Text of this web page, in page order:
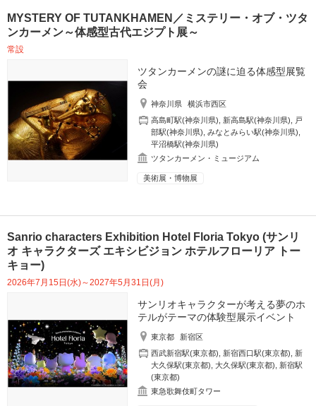
MYSTERY OF TUTANKHAMEN／ミステリー・オブ・ツタ
ンカーメン～体感型古代エジプト展～
常設
ツタンカーメンの謎に迫る体感型展覧
会
神奈川県
横浜市西区
高島町駅(神奈川県)
新高島駅(神奈川県)
戸
部駅(神奈川県) ,みなとみらい駅(神奈川県)
平沼橋駅(神奈川県)
ツタンカーメン・ミュージアム
美術展・博物展
Sanrio characters Exhibition Hotel Floria Tokyo (サンリ
オ キャラクターズ エキシビジョン ホテルフローリア トー
キョー)
2026年7月15日(水)～2027年5月31日(月)
サンリオキャラクターが考える夢のホ
テルがテーマの体験型展示イベント
東京都
新宿区
西武新宿駅(東京都)
新宿西口駅(東京都)
新
大久保駅(東京都) ,大久保駅(東京都)
新宿駅
(東京都)
東急歌舞伎町タワー